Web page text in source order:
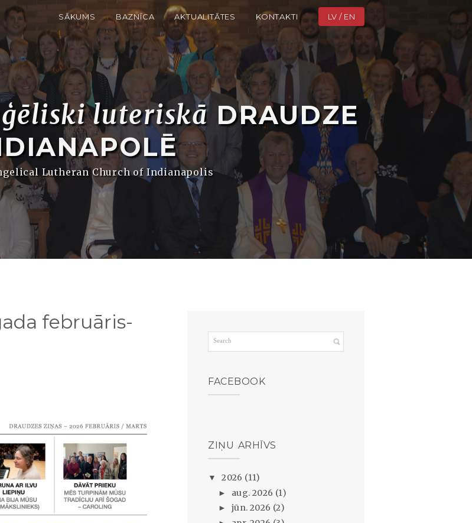
SĀKUMS BAZNĪCA AKTUALITĀTES KONTAKTI LV / EN
luteriskāDRAUDZE
Lutheran Church of Indianapolis
februāris-
FACEBOOK
ZIŅU ARHĪVS
▼2026 (11)
► aug. 2026 (1)
► jūn. 2026 (2)